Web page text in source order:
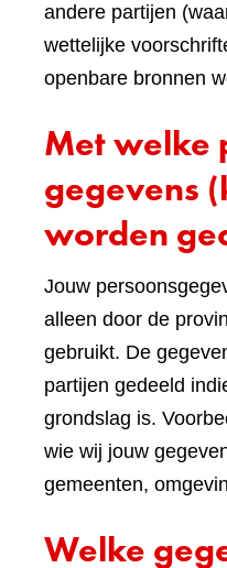
andere partijen
wettelijke
openbare bronnen
Met welke
gegevens
worden
Jouw
alleen door de
gebruikt. De
partijen gedeeld
grondslag is.
wie wij jouw
gemeenten,
Welke